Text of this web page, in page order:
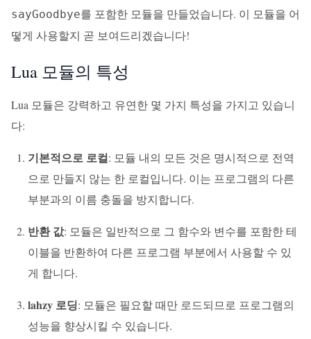
sayGoodbye를 포함한 모듈을 만들었습니다. 이 모듈을 어
떻게 사용할지 곧 보여드리겠습니다!
Lua 모듈의 특성
Lua 모듈은 강력하고 유연한 몇 가지 특성을 가지고 있습니
다:
기본적으로 로컬: 모듈 내의 모든 것은 명시적으로 전역
으로 만들지 않는 한 로컬입니다. 이는 프로그램의 다른
부분과의 이름 충돌을 방지합니다.
반환 값: 모듈은 일반적으로 그 함수와 변수를 포함한 테
이블을 반환하여 다른 프로그램 부분에서 사용할 수 있
게 합니다.
lahzy 로딩: 모듈은 필요할 때만 로드되므로 프로그램의
성능을 향상시킬 수 있습니다.